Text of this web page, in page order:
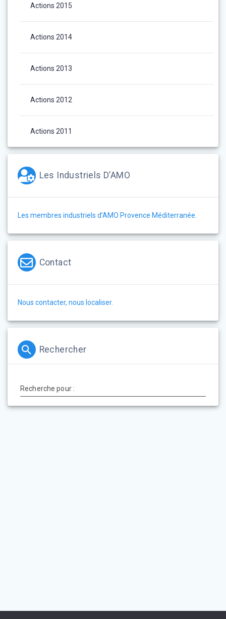
Actions 2015
Actions 2014
Actions 2013
Actions 2012
Actions 2011
Les Industriels D’AMO
Les membres industriels d’AMO Provence Méditerranée.
Contact
Nous contacter, nous localiser.
Rechercher
Recherche pour :